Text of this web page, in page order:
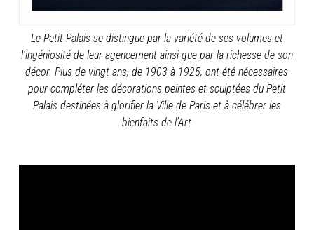
Le Petit Palais se distingue par la variété de ses volumes et
l’ingéniosité de leur agencement ainsi que par la richesse de son
décor. Plus de vingt ans, de 1903 à 1925, ont été nécessaires
pour compléter les décorations peintes et sculptées du Petit
Palais destinées à glorifier la Ville de Paris et à célébrer les
bienfaits de l’Art